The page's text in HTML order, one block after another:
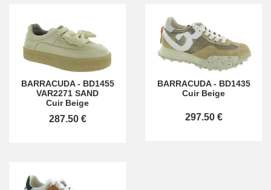
BARRACUDA- BD1455
VAR2271 SAND
Cuir Beige
287.50 €
BARRACUDA- BD1435
Cuir Beige
297.50 €